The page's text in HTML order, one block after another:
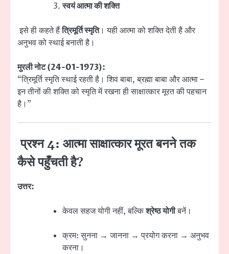
स्वयं आत्मा की शक्ति
इसे ही कहते हैंत्रिमूर्ति स्मृति। यही आत्मा को शक्ति देती है और
अनुभव को स्थाई बनाती है।
मुरली नोट (24-01-1973):
“त्रिमूर्ति स्मृति स्थाई रहती है। शिव बाबा, ब्रह्मा बाबा और आत्मा –
इन तीनों की शक्ति को स्मृति में रखना ही साक्षात्कार मूरत की पहचान
है।”
प्रश्न 4: आत्मा साक्षात्कार मूरत बनने तक
कैसे पहुँचती है?
उत्तर:
केवल सहज योगी नहीं, बल्किश्रेष्ठ योगीबनें।
क्रम: सुनना → जानना → प्रयोग करना → अनुभव
करना।